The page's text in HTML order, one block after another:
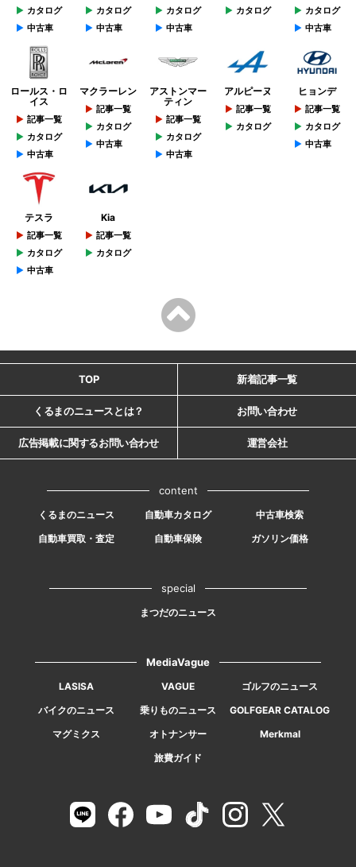
カタログ
中古車
カタログ
中古車
カタログ
中古車
カタログ
カタログ
中古車
ロールス・ロ
イス
記事一覧
カタログ
中古車
マクラーレン
記事一覧
カタログ
中古車
アストンマー
ティン
記事一覧
カタログ
中古車
アルピーヌ
記事一覧
カタログ
ヒョンデ
記事一覧
カタログ
中古車
テスラ
記事一覧
カタログ
中古車
Kia
記事一覧
カタログ
TOP 新着記事一覧
くるまのニュースとは？ お問い合わせ
広告掲載に関するお問い合わせ 運営会社
content
くるまのニュース 自動車カタログ
中古車検索
自動車買取・査定
自動車保険 ガソリン価格
special
まつだのニュース
MediaVague
LASISA VAGUE
ゴルフのニュース
バイクのニュース
乗りものニュース
GOLFGEAR CATALOG
マグミクス
オトナンサー
Merkmal
旅費ガイド